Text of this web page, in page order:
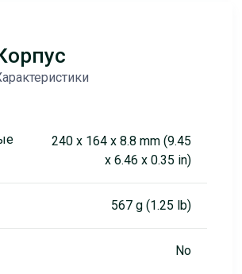
240 x 164 x 8.8 mm (9.45
x 6.46 x 0.35 in)
567 g (1.25 lb)
No